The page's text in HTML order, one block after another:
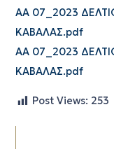
ΑΑ 07_2023
ΚΑΒΑΛΑΣ.pdf
ΑΑ 07_2023
ΚΑΒΑΛΑΣ.pdf
Post Views: 253